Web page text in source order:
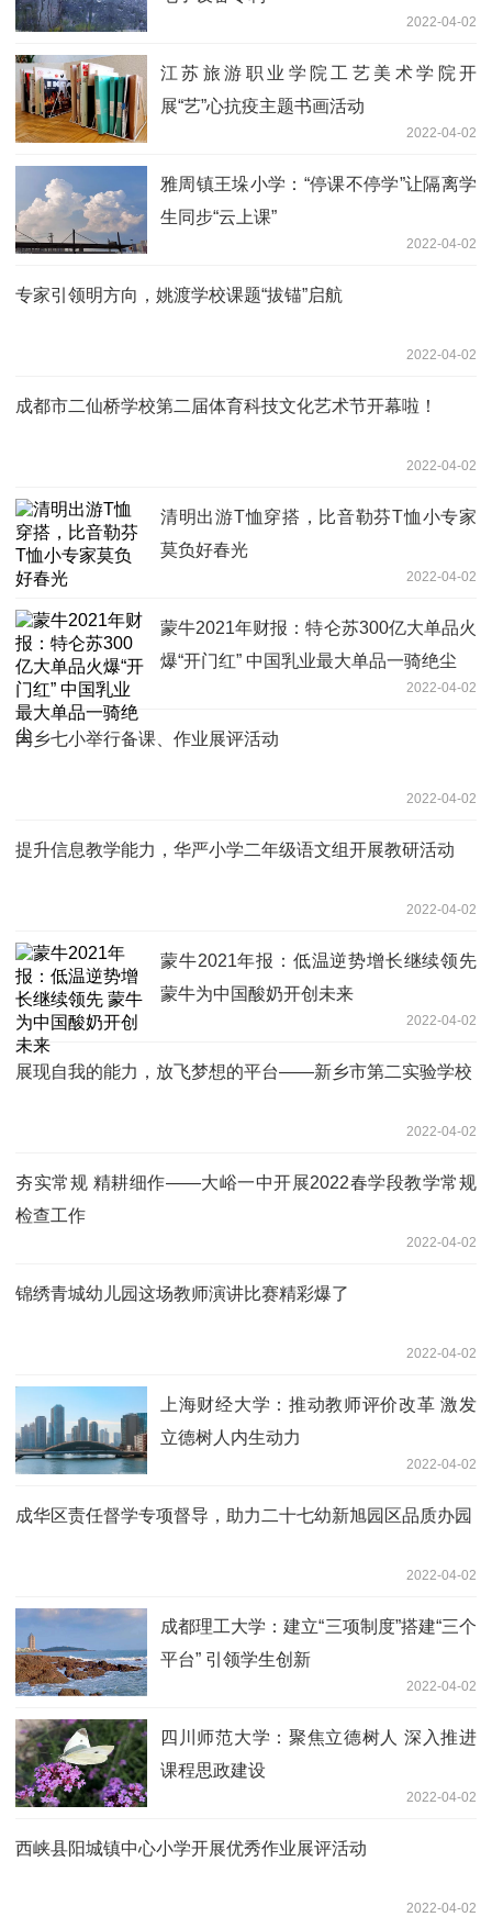
2022-04-02
江苏旅游职业学院工艺美术学院开
展“艺”心抗疫主题书画活动
2022-04-02
雅周镇王垛小学：“停课不停学”让隔离学
生同步“云上课”
2022-04-02
专家引领明方向，姚渡学校课题“拔锚”启航
2022-04-02
成都市二仙桥学校第二届体育科技文化艺术节开幕啦！
2022-04-02
清明出游T恤穿搭，比音勒芬T恤小专家
莫负好春光
2022-04-02
蒙牛2021年财报：特仑苏300亿大单品火
爆“开门红” 中国乳业最大单品一骑绝尘
2022-04-02
内乡七小举行备课、作业展评活动
2022-04-02
提升信息教学能力，华严小学二年级语文组开展教研活动
2022-04-02
蒙牛2021年报：低温逆势增长继续领先
蒙牛为中国酸奶开创未来
2022-04-02
展现自我的能力，放飞梦想的平台——新乡市第二实验学校
2022-04-02
夯实常规 精耕细作——大峪一中开展2022春学段教学常规
检查工作
2022-04-02
锦绣青城幼儿园这场教师演讲比赛精彩爆了
2022-04-02
上海财经大学：推动教师评价改革 激发
立德树人内生动力
2022-04-02
成华区责任督学专项督导，助力二十七幼新旭园区品质办园
2022-04-02
成都理工大学：建立“三项制度”搭建“三个
平台” 引领学生创新
2022-04-02
四川师范大学：聚焦立德树人 深入推进
课程思政建设
2022-04-02
西峡县阳城镇中心小学开展优秀作业展评活动
2022-04-02